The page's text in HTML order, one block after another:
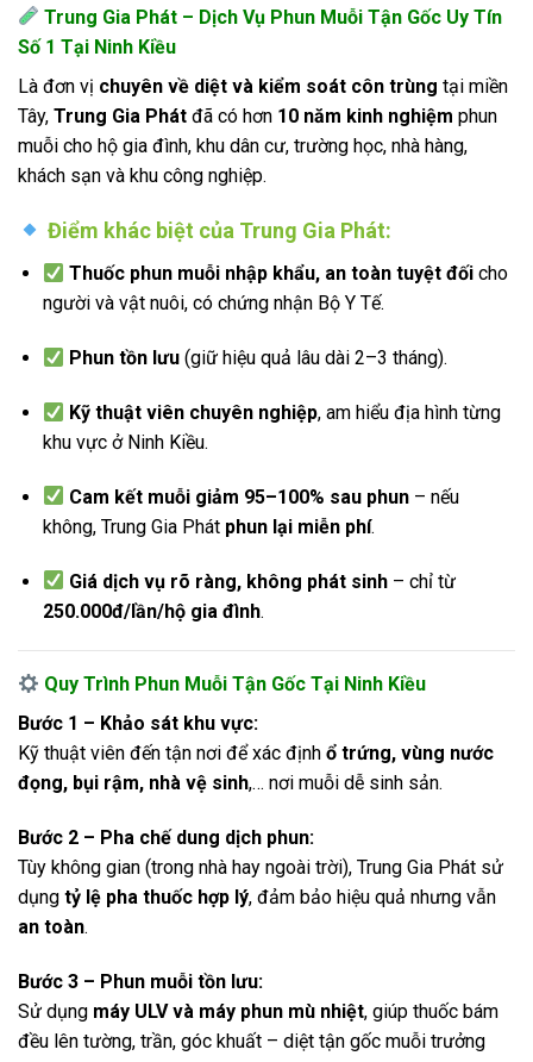
Trung Gia Phát – Dịch Vụ Phun Muỗi Tận Gốc Uy Tín
Số 1 Tại Ninh Kiều
Là đơn vị chuyên về diệt và kiểm soát côn trùng tại miền
Tây, Trung Gia Phát đã có hơn 10 năm kinh nghiệm phun
muỗi cho hộ gia đình, khu dân cư, trường học, nhà hàng,
khách sạn và khu công nghiệp.
Điểm khác biệt của Trung Gia Phát:
Thuốc phun muỗi nhập khẩu, an toàn tuyệt đối cho
người và vật nuôi, có chứng nhận Bộ Y Tế.
Phun tồn lưu (giữ hiệu quả lâu dài 2–3 tháng).
Kỹ thuật viên chuyên nghiệp, am hiểu địa hình từng
khu vực ở Ninh Kiều.
Cam kết muỗi giảm 95–100% sau phun – nếu
không, Trung Gia Phát phun lại miễn phí.
Giá dịch vụ rõ ràng, không phát sinh – chỉ từ
250.000đ/lần/hộ gia đình.
Quy Trình Phun Muỗi Tận Gốc Tại Ninh Kiều
Bước 1 – Khảo sát khu vực:
Kỹ thuật viên đến tận nơi để xác định ổ trứng, vùng nước
đọng, bụi rậm, nhà vệ sinh,… nơi muỗi dễ sinh sản.
Bước 2 – Pha chế dung dịch phun:
Tùy không gian (trong nhà hay ngoài trời), Trung Gia Phát sử
dụng tỷ lệ pha thuốc hợp lý, đảm bảo hiệu quả nhưng vẫn
an toàn.
Bước 3 – Phun muỗi tồn lưu:
Sử dụng máy ULV và máy phun mù nhiệt, giúp thuốc bám
đều lên tường, trần, góc khuất – diệt tận gốc muỗi trưởng